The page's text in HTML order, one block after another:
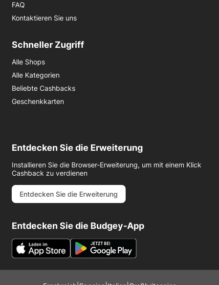
FAQ
Kontaktieren Sie uns
Schneller Zugriff
Alle Shops
Alle Kategorien
Beliebte Cashbacks
Geschenkkarten
Entdecken Sie die Erweiterung
Installieren Sie die Browser-Erweiterung, um mit einem Klick
Cashback zu verdienen
Entdecken Sie die Erweiterung
Entdecken Sie die Budgey-App